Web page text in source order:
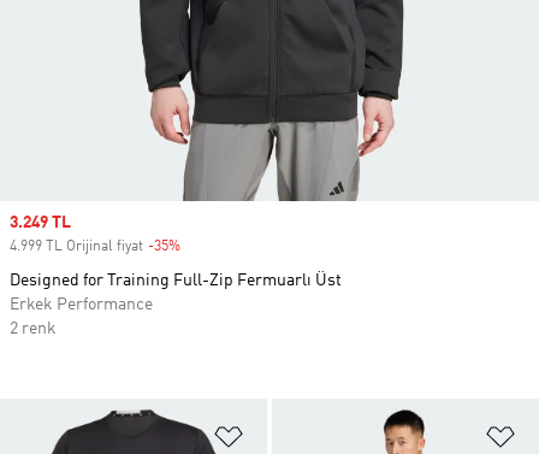
Favori Listesine Ekle
Sale price
3.249 TL
4.999 TL Orijinal fiyat -35%
Designed for Training Full-Zip Fermuarlı Üst
Erkek Performance
2 renk